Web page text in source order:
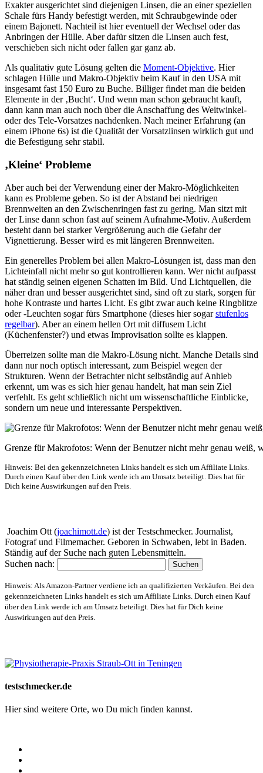
Exakter ausgerichtet sind diejenigen Linsen, die an einer speziellen
Schale fürs Handy befestigt werden, mit Schraubgewinde oder
einem Bajonett. Nachteil ist hier eventuell der Wechsel oder das
Anbringen der Hülle. Aber dafür sitzen die Linsen auch fest,
verschieben sich nicht oder fallen gar ganz ab.
Als qualitativ gute Lösung gelten die Moment-Objektive. Hier
schlagen Hülle und Makro-Objektiv beim Kauf in den USA mit
insgesamt fast 150 Euro zu Buche. Billiger findet man die beiden
Elemente in der ‚Bucht‘. Und wenn man schon gebraucht kauft,
dann kann man auch noch über die Anschaffung des Weitwinkel-
oder des Tele-Vorsatzes nachdenken. Nach meiner Erfahrung (an
einem iPhone 6s) ist die Qualität der Vorsatzlinsen wirklich gut und
die Befestigung sehr stabil.
‚Kleine‘ Probleme
Aber auch bei der Verwendung einer der Makro-Möglichkeiten
kann es Probleme geben. So ist der Abstand bei niedrigen
Brennweiten an den Zwischenringen fast zu gering. Man sitzt mit
der Linse dann schon fast auf seinem Aufnahme-Motiv. Außerdem
besteht dann bei starker Vergrößerung auch die Gefahr der
Vignettierung. Besser wird es mit längeren Brennweiten.
Ein generelles Problem bei allen Makro-Lösungen ist, dass man den
Lichteinfall nicht mehr so gut kontrollieren kann. Wer nicht aufpasst
hat ständig seinen eigenen Schatten im Bild. Und Lichtquellen, die
näher dran und besser ausgerichtet sind, sind oft zu stark, sorgen für
hohe Kontraste und hartes Licht. Es gibt zwar auch keine Ringblitze
oder -Leuchten sogar fürs Smartphone (dieses hier sogarstufenlos
regelbar). Aber an einem hellen Ort mit diffusem Licht
(Küchenfenster?) und etwas Improvisation sollte es klappen.
Überreizen sollte man die Makro-Lösung nicht. Manche Details sind
dann nur noch optisch interessant, zum Beispiel wegen der
Strukturen. Wenn der Betrachter nicht selbständig auf Anhieb
erkennt, um was es sich hier genau handelt, hat man sein Ziel
verfehlt. Es geht schließlich nicht um wissenschaftliche Einblicke,
sondern um neue und interessante Perspektiven.
Grenze für Makrofotos: Wenn der Benutzer nicht mehr genau weiß,
Hinweis: Bei den gekennzeichneten Links handelt es sich um Affiliate Links.
Durch einen Kauf über den Link werde ich am Umsatz beteiligt. Dies hat für
Dich keine Auswirkungen auf den Preis.
Joachim Ott (joachimott.de) ist der Testschmecker. Journalist,
Fotograf und Filmemacher. Geboren in Schwaben, lebt in Baden.
Ständig auf der Suche nach guten Lebensmitteln.
Suchen nach:
Hinweis: Als Amazon-Partner verdiene ich an qualifizierten Verkäufen. Bei den
gekennzeichneten Links handelt es sich um Affiliate Links. Durch einen Kauf
über den Link werde ich am Umsatz beteiligt. Dies hat für Dich keine
Auswirkungen auf den Preis.
testschmecker.de
Hier sind weitere Orte, wo Du mich finden kannst.